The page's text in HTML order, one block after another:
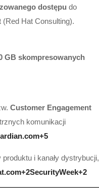
dostępu do
Hat Consulting).
GB skompresowanych
Customer Engagement
komunikacji
i kanały dystrybucji,